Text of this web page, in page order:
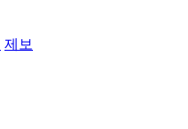
제보